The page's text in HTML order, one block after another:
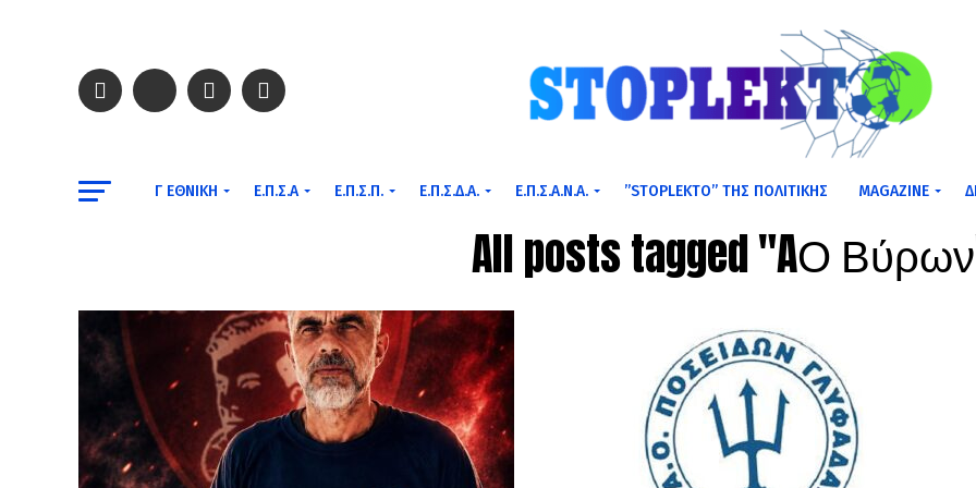
Γ ΕΘΝΙΚΉ Ε.Π.Σ.Α Ε.Π.Σ.Π. Ε.Π.Σ.Δ.Α. Ε.Π.Σ.Α.Ν.Α. ”STOPLEKTO” ΤΗΣ ΠΟΛΙΤΙΚΗΣ MAGAZINE
All posts tagged "AΟ